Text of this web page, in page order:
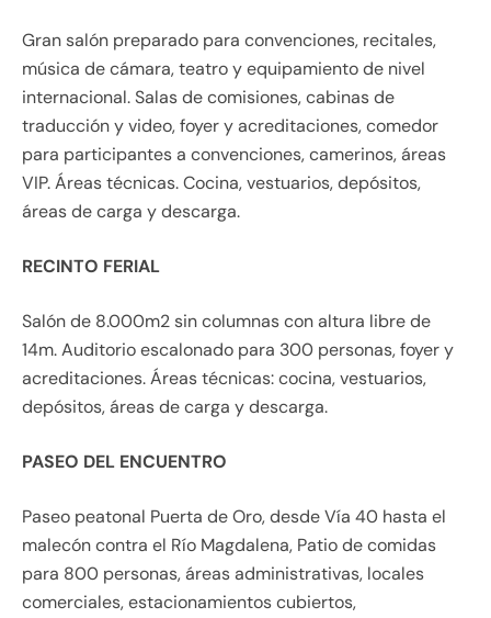
Gran salón preparado para convenciones, recitales,
música de cámara, teatro y equipamiento de nivel
internacional. Salas de comisiones, cabinas de
traducción y video, foyer y acreditaciones, comedor
para participantes a convenciones, camerinos, áreas
VIP. Áreas técnicas. Cocina, vestuarios, depósitos,
áreas de carga y descarga.
RECINTO FERIAL
Salón de 8.000m2 sin columnas con altura libre de
14m. Auditorio escalonado para 300 personas, foyer y
acreditaciones. Áreas técnicas: cocina, vestuarios,
depósitos, áreas de carga y descarga.
PASEO DEL ENCUENTRO
Paseo peatonal Puerta de Oro, desde Vía 40 hasta el
malecón contra el Río Magdalena, Patio de comidas
para 800 personas, áreas administrativas, locales
comerciales, estacionamientos cubiertos,